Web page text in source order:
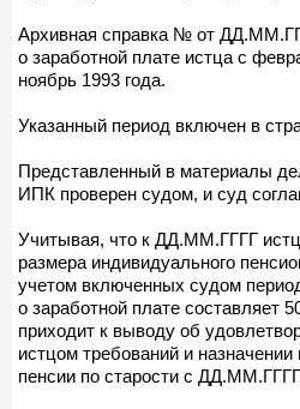
Архивная справка № от
о заработной плате истца с
ноябрь 1993 года.
Указанный период включен в
Представленный в материалы
ИПК проверен судом, и суд
Учитывая, что к ДД.ММ.ГГГГ
размера индивидуального
учетом включенных судом
о заработной плате составляет
приходит к выводу об
истцом требований и назначении
пенсии по старости с